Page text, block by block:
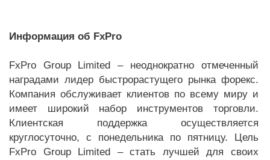
Информация об FxPro
FxPro Group Limited – неоднократно отмеченный
наградами лидер быстрорастущего рынка форекс.
Компания обслуживает клиентов по всему миру и
имеет широкий набор инструментов торговли.
Клиентская поддержка осуществляется
круглосуточно, с понедельника по пятницу. Цель
FxPro Group Limited – стать лучшей для своих